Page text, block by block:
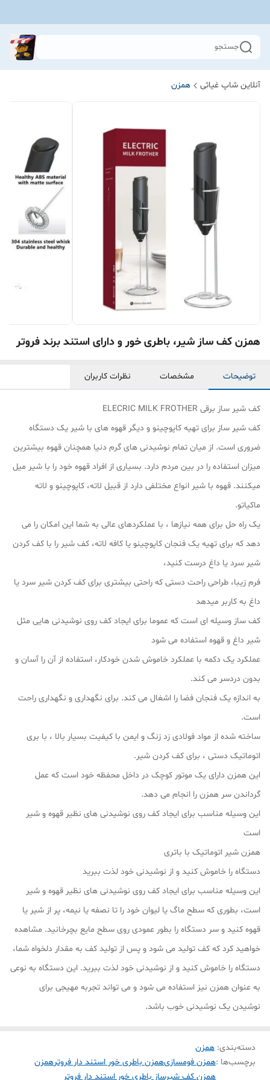
جستجو
آنلاین شاپ غیاثی همزن
همزن کف ساز شیر، باطری خور و دارای استند برند فروتر
توضیحات مشخصات نظرات کاربران
کف شیر ساز برقی ELECRIC MILK FROTHER
کف شیر ساز برای تهیه کاپوچینو و دیگر قهوه های با شیر یک دستگاه
ضروری است. از میان تمام نوشیدنی های گرم دنیا همچنان قهوه بیشترین
میزان استفاده را در بین مردم دارد. بسیاری از افراد قهوه خود را با شیر میل
میکنند. قهوه با شیر انواع مختلفی دارد از قبیل لاته، کاپوچینو و لاته
ماکیاتو.
یک راه حل برای همه نیازها ، با عملکردهای عالی به شما این امکان را می
دهد که برای تهیه یک فنجان کاپوچینو یا کافه لاته، کف شیر را با کف کردن
شیر سرد یا داغ درست کنید،
فرم زیبا، طراحی راحت دستی که راحتی بیشتری برای کف کردن شیر سرد یا
داغ به کاربر میدهد
کف ساز وسیله ای است که عموما برای ایجاد کف روی نوشیدنی هایی مثل
شیر داغ و قهوه استفاده می شود
عملکرد یک دکمه با عملکرد خاموش شدن خودکار، استفاده از آن را آسان و
بدون دردسر می کند.
به اندازه یک فنجان فضا را اشغال می کند. برای نگهداری و نگهداری راحت
است.
ساخته شده از مواد فولادی زد زنگ و ایمن با کیفیت بسیار بالا ، با بری
اتوماتیک دستی ، برای کف کردن شیر.
این همزن دارای یک موتور کوچک در داخل محفظه خود است که عمل
گرداندن سر همزن را انجام می دهد.
این وسیله مناسب برای ایجاد کف روی نوشیدنی های نظیر قهوه و شیر
است
همزن شیر اتوماتیک با باتری
دستگاه را خاموش کنید و از نوشیدنی خود لذت ببرید
این وسیله مناسب برای ایجاد کف روی نوشیدنی های نظیر قهوه و شیر
است، بطوری که سطح ماگ یا لیوان خود را تا نصفه یا نیمه، پر از شیر یا
قهوه کنید و سر دستگاه را بطور عمودی روی سطح مایع بچرخانید. مشاهده
خواهید کرد که کف تولید می شود و پس از تولید کف به مقدار دلخواه شما،
دستگاه را خاموش کنید و از نوشیدنی خود لذت ببرید. این دستگاه به نوعی
به عنوان همزن نیز استفاده می شود و می تواند تجربه مهیجی برای
نوشیدن یک نوشیدنی خوب باشد.
دسته‌بندی: همزن
برچسب‌ها :همزن فومسازیهمزن باطری خور استند دار فروترهمزن
همزن کف شیرساز باطری خور استند دار فروتر